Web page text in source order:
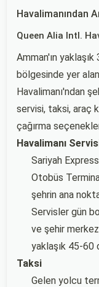
Havalimanından
Queen Alia Intl.
Amman'ın
bölgesinde yer
Havalimanı'ndan
servisi, taksi, araç
çağırma
Havalimanı
Sariyah
Otobüs
şehrin ana
Servisler gün
ve şehir
yaklaşık 45-60
Taksi
Gelen yolcu